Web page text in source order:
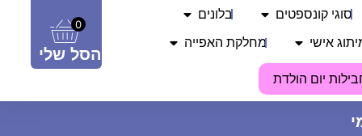
0
הסל שלי
סוגי קונספטים בלונים
אישי מחלקת האפייה
יום הולדת